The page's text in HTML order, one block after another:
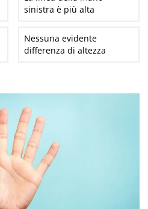
sinistra è più alta
Nessuna evidente
differenza di altezza